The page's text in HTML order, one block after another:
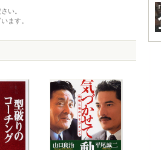
い。
ます。